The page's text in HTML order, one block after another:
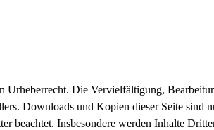
Die Vervielfältigung,
Downloads und Kopien dieser Seite sind
Insbesondere werden Inhalte